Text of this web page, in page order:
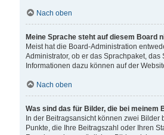
Nach oben
Meine Sprache steht auf diesem Board
Meist hat die Board-Administration
Administrator, ob er das Sprachpaket,
Informationen dazu können auf der
Nach oben
Was sind das für Bilder, die bei meinem
In der Beitragsansicht können zwei
Punkte, die Ihre Beitragszahl oder Ihren